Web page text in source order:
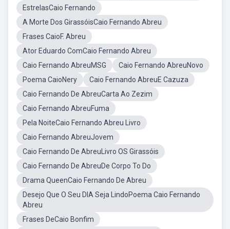
EstrelasCaio Fernando
A Morte Dos GirassóisCaio Fernando Abreu
Frases CaioF. Abreu
Ator Eduardo ComCaio Fernando Abreu
Caio Fernando AbreuMSG
Caio Fernando AbreuNovo
Poema CaioNery
Caio Fernando AbreuE Cazuza
Caio Fernando De AbreuCarta Ao Zezim
Caio Fernando AbreuFuma
Pela NoiteCaio Fernando Abreu Livro
Caio Fernando AbreuJovem
Caio Fernando De AbreuLivro OS Girassóis
Caio Fernando De AbreuDe Corpo To Do
Drama QueenCaio Fernando De Abreu
Desejo Que O Seu DIA Seja LindoPoema Caio Fernando
Abreu
Frases DeCaio Bonfim